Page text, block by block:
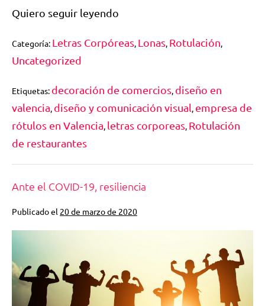
Quiero seguir leyendo
Categoría: Letras Corpóreas, Lonas, Rotulación,
Uncategorized
Etiquetas: decoración de comercios, diseño en
valencia, diseño y comunicación visual, empresa de
rótulos en Valencia, letras corporeas, Rotulación
de restaurantes
Ante el COVID-19, resiliencia
Publicado el 20 de marzo de 2020